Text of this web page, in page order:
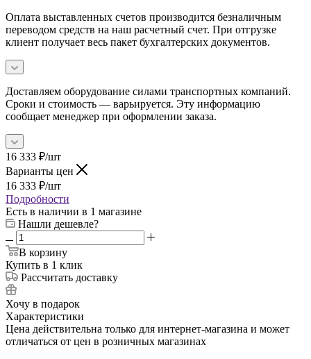
Оплата выставленных счетов производится безналичным
переводом средств на наш расчетный счет. При отгрузке
клиент получает весь пакет бухгалтерских документов.
Доставляем оборудование силами транспортных компаний.
Сроки и стоимость — варьируется. Эту информацию
сообщает менеджер при оформлении заказа.
16 333 ₽/шт
Варианты цен
16 333 ₽/шт
Подробности
Есть в наличии в 1 магазине
Нашли дешевле?
В корзину
Купить в 1 клик
Рассчитать доставку
Хочу в подарок
Характеристики
Цена действительна только для интернет-магазина и может
отличаться от цен в розничных магазинах